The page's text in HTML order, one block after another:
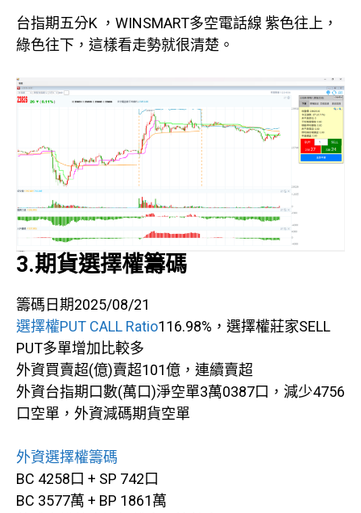
台指期五分K ，WINSMART多空電話線 紫色往上，
綠色往下，這樣看走勢就很清楚。
3.期貨選擇權籌碼
籌碼日期2025/08/21
選擇權PUT CALL Ratio116.98%，選擇權莊家SELL
PUT多單增加比較多
外資買賣超(億)賣超101億，連續賣超
外資台指期口數(萬口)淨空單3萬0387口，減少4756
口空單，外資減碼期貨空單
外資選擇權籌碼
BC 4258口 + SP 742口
BC 3577萬 + BP 1861萬